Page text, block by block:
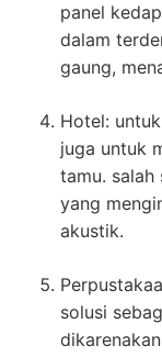
panel
dalam
gaung,
Hotel:
juga untuk
tamu. salah
yang
akustik.
solusi